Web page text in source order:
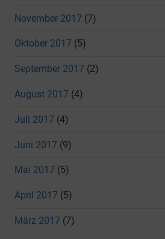
November 2017 (7)
Oktober 2017 (5)
September 2017 (2)
August 2017 (4)
Juli 2017 (4)
Juni 2017 (9)
Mai 2017 (5)
April 2017 (5)
März 2017 (7)